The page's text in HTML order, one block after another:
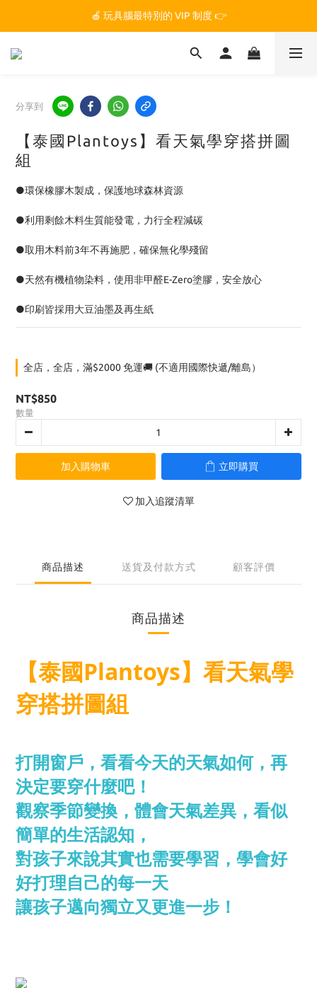
🏆 玩具腦是全台第一個獲得 STEM.org 教育平台
🍎 玩具腦最特別的 VIP 制度 👉
🏆 玩具腦是全台第一個獲得 STEM.org 教育平台
分享到
【泰國Plantoys】看天氣學穿搭拼圖
組
●環保橡膠木製成，保護地球森林資源
●利用剩餘木料生質能發電，力行全程減碳
●取用木料前3年不再施肥，確保無化學殘留
●天然有機植物染料，使用非甲醛E-Zero塗膠，安全放心
●印刷皆採用大豆油墨及再生紙
全店，全店，滿$2000 免運🚚 (不適用國際快遞/離島）
NT$850
數量
加入購物車 立即購買
加入追蹤清單
商品描述 送貨及付款方式 顧客評價
商品描述
【泰國Plantoys】看天氣學
穿搭拼圖組
打開窗戶，看看今天的天氣如何，再
決定要穿什麼吧！
觀察季節變換，體會天氣差異，看似
簡單的生活認知，
對孩子來說其實也需要學習，學會好
好打理自己的每一天
讓孩子邁向獨立又更進一步！